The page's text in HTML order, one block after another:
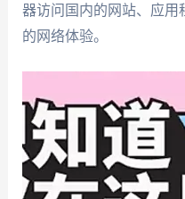
器访问国内的网站、应用
的网络体验。